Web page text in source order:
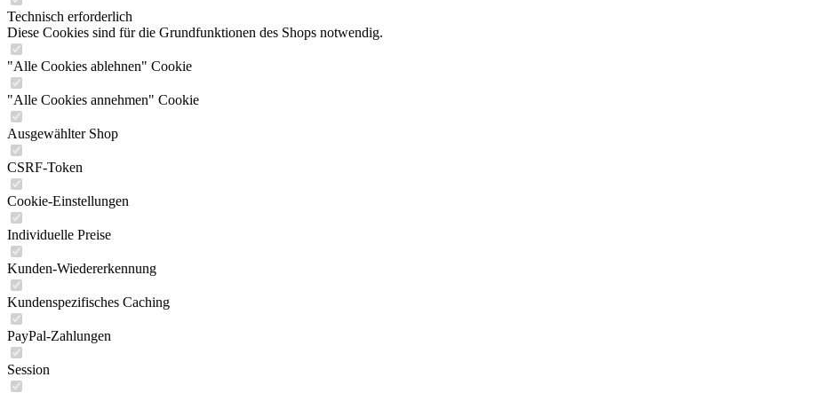
Technisch erforderlich
Diese Cookies sind für die Grundfunktionen des Shops notwendig.
"Alle Cookies ablehnen" Cookie
"Alle Cookies annehmen" Cookie
Ausgewählter Shop
CSRF-Token
Cookie-Einstellungen
Individuelle Preise
Kunden-Wiedererkennung
Kundenspezifisches Caching
PayPal-Zahlungen
Session